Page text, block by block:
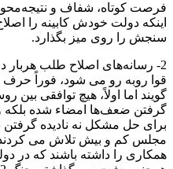
فرصت کوتاه، شفاف و
اینکه دولت خودش کابینه را
سنجش را روی میز بگذارد.
2- رسانه‌های اصلاح طلب
قوا روبه رو می شود، فوراً حرف
گویند اما اولاً، هیچ توافقی بین
گرفتن ضعف‌ها امضاء شده
برای حل مشکل نه نادیده گرفتن
مجلس کم و بیش تلاش می
همکاری را داشته باشند که در